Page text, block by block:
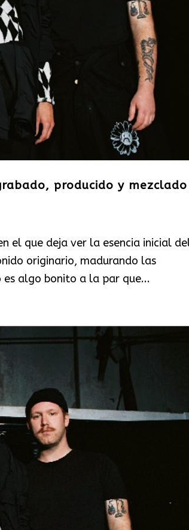
producido y mezclado
el que deja ver la esencia inicial
originario, madurando las
algo bonito a la par que...